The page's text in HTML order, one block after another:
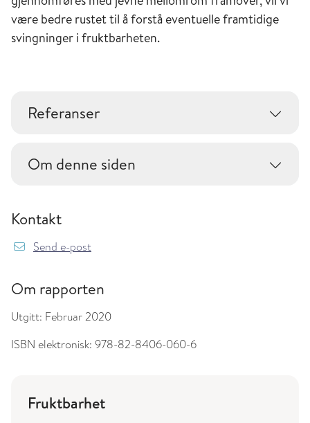
være bedre rustet til å forstå eventuelle framtidige
svingninger i fruktbarheten.
Referanser
Om denne siden
Kontakt
Send e-post
Om rapporten
Utgitt: Februar 2020
ISBN elektronisk: 978-82-8406-060-6
Fruktbarhet